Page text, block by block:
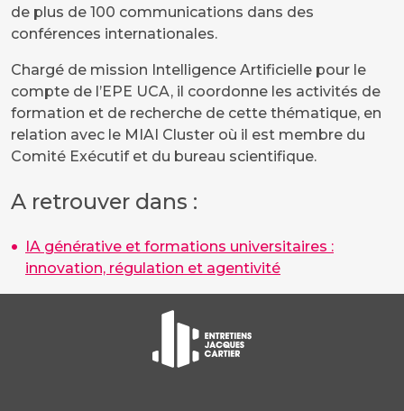
de plus de 100 communications dans des
conférences internationales.
Chargé de mission Intelligence Artificielle pour le
compte de l’EPE UCA, il coordonne les activités de
formation et de recherche de cette thématique, en
relation avec le MIAI Cluster où il est membre du
Comité Exécutif et du bureau scientifique.
A retrouver dans :
IA générative et formations universitaires :
innovation, régulation et agentivité